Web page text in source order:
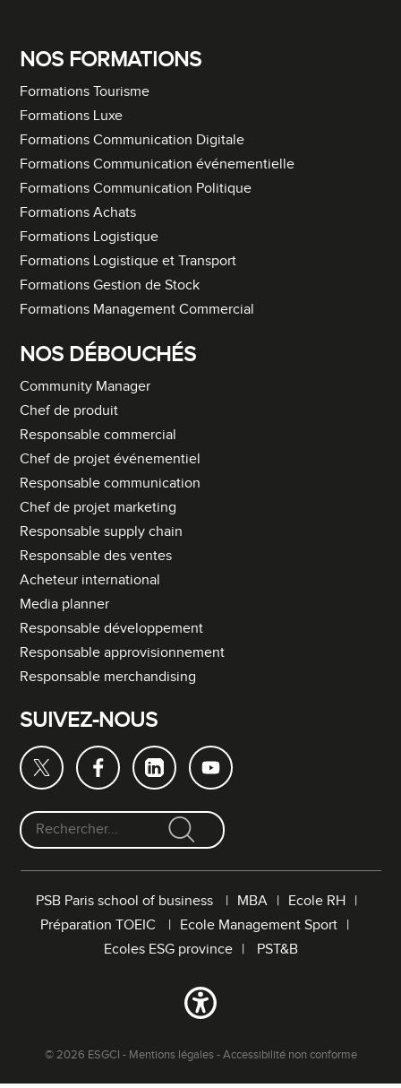
NOS FORMATIONS
Formations Tourisme
Formations Luxe
Formations Communication Digitale
Formations Communication événementielle
Formations Communication Politique
Formations Achats
Formations Logistique
Formations Logistique et Transport
Formations Gestion de Stock
Formations Management Commercial
NOS DÉBOUCHÉS
Community Manager
Chef de produit
Responsable commercial
Chef de projet événementiel
Responsable communication
Chef de projet marketing
Responsable supply chain
Responsable des ventes
Acheteur international
Media planner
Responsable développement
Responsable approvisionnement
Responsable merchandising
SUIVEZ-NOUS
F
PSB Paris school of business MBA
Ecole RH
Préparation TOEIC
Ecole Management Sport
Ecoles ESG province
PST&B
© 2026 ESGCI - Mentions légales-Accessibilité non conforme